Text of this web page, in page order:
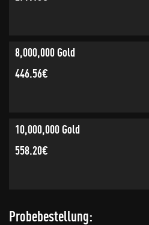
8,000,000 Gold
446.56€
10,000,000 Gold
558.20€
Probebestellung: